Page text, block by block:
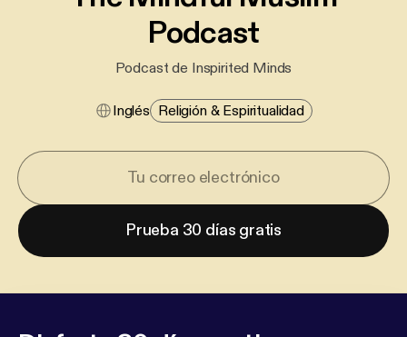
Podcast
Podcast de Inspirited Minds
Inglés Religión & Espiritualidad
Prueba 30 días gratis